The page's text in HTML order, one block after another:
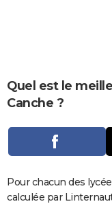
Carte de Noël
Carte Bonne année
Carte Saint-Valentin
Carte Pâques
Carte d'anniversaire
DICTIONNAIRE
Dictionnaire
Biographies
Citations
Expressions
Proverbes
PROGRAMME TV
S'inscrire
Se connecter
Lycées
Collèges
Primaires
Universités
Entreprises
Service militaire
Avis de recherche
AVIS DE DÉCÈS
Quel est le
Canche ?
Pour chacun des
calculée par